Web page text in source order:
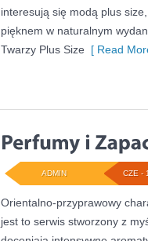
interesują się modą plus
pięknem w naturalnym
Twarzy Plus Size [ Read
CZE -
ADMIN
Orientalno-przyprawowy
jest to serwis stworzony z